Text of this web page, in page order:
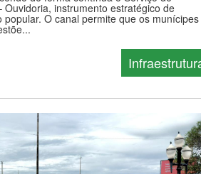
instrumento estratégico de
O canal permite que os munícipes